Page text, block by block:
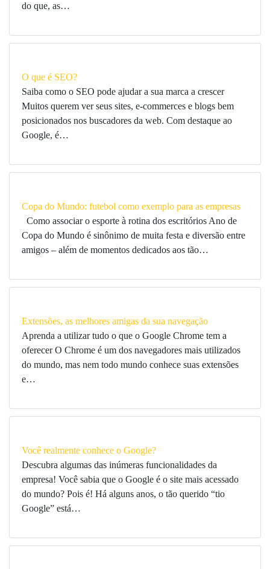
do que, as…
O que é SEO?
Saiba como o SEO pode ajudar a sua marca a crescer
Muitos querem ver seus sites, e-commerces e blogs bem
posicionados nos buscadores da web. Com destaque ao
Google, é…
Copa do Mundo: futebol como exemplo para as empresas
Como associar o esporte à rotina dos escritórios Ano de
Copa do Mundo é sinônimo de muita festa e diversão entre
amigos – além de momentos dedicados aos tão…
Extensões, as melhores amigas da sua navegação
Aprenda a utilizar tudo o que o Google Chrome tem a
oferecer O Chrome é um dos navegadores mais utilizados
do mundo, mas nem todo mundo conhece suas extensões
e…
Você realmente conhece o Google?
Descubra algumas das inúmeras funcionalidades da
empresa! Você sabia que o Google é o site mais acessado
do mundo? Pois é! Há alguns anos, o tão querido “tio
Google” está…